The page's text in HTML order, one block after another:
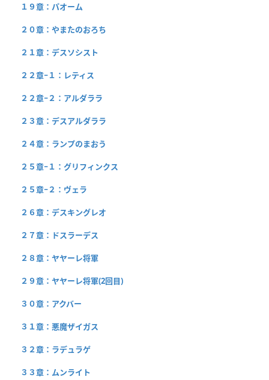
１９章：パオーム
２０章：やまたのおろち
２１章：デスソシスト
２２章−１：レティス
２２章−２：アルダララ
２３章：デスアルダララ
２４章：ランプのまおう
２５章−１：グリフィンクス
２５章−２：ヴェラ
２６章：デスキングレオ
２７章：ドスラーデス
２８章：ヤヤーレ将軍
２９章：ヤヤーレ将軍(2回目)
３０章：アクバー
３１章：悪魔ザイガス
３２章：ラデュラゲ
３３章：ムンライト